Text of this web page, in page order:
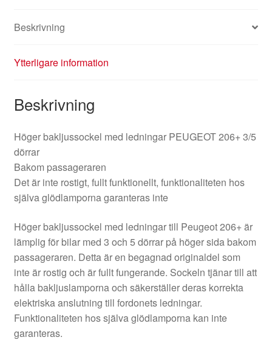
Beskrivning
Ytterligare information
Beskrivning
Höger bakljussockel med ledningar PEUGEOT 206+ 3/5
dörrar
Bakom passageraren
Det är inte rostigt, fullt funktionellt, funktionaliteten hos
själva glödlamporna garanteras inte
Höger bakljussockel med ledningar till Peugeot 206+ är
lämplig för bilar med 3 och 5 dörrar på höger sida bakom
passageraren. Detta är en begagnad originaldel som
inte är rostig och är fullt fungerande. Sockeln tjänar till att
hålla bakljuslamporna och säkerställer deras korrekta
elektriska anslutning till fordonets ledningar.
Funktionaliteten hos själva glödlamporna kan inte
garanteras.